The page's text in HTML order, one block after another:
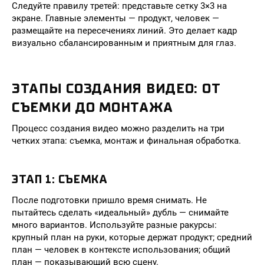
Следуйте правилу третей: представьте сетку 3×3 на
экране. Главные элементы — продукт, человек —
размещайте на пересечениях линий. Это делает кадр
визуально сбалансированным и приятным для глаз.
ЭТАПЫ СОЗДАНИЯ ВИДЕО: ОТ
СЪЕМКИ ДО МОНТАЖА
Процесс создания видео можно разделить на три
четких этапа: съемка, монтаж и финальная обработка.
ЭТАП 1: СЪЕМКА
После подготовки пришло время снимать. Не
пытайтесь сделать «идеальный» дубль — снимайте
много вариантов. Используйте разные ракурсы:
крупный план на руки, которые держат продукт; средний
план — человек в контексте использования; общий
план — показывающий всю сцену.